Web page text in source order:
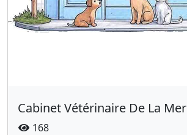
Cabinet Vétérinaire De La Mer
168